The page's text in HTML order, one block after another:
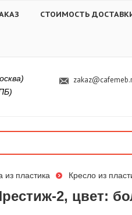
СТОИМОСТЬ
из пластика Кресло из
2, цвет: